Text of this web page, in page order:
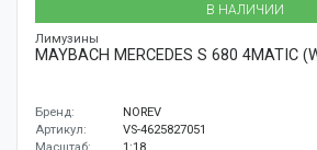
В НАЛИЧИИ
Лимузины
MAYBACH MERCEDES S 680 4MATIC
Бренд:
NOREV
Артикул:
VS-4625827051
Масштаб:
1:18